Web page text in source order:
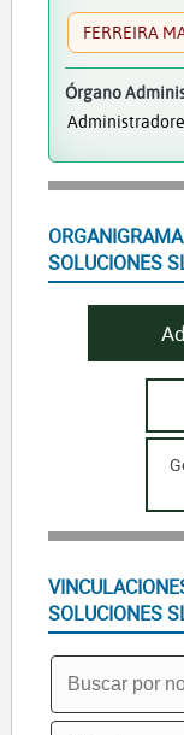
FERREIRA
Órgano
SOLUCIONES
SOLUCIONES